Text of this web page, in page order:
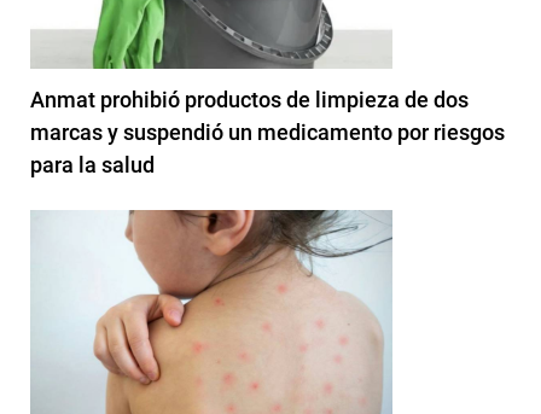
Anmat prohibió productos de limpieza de dos
marcas y suspendió un medicamento por riesgos
para la salud